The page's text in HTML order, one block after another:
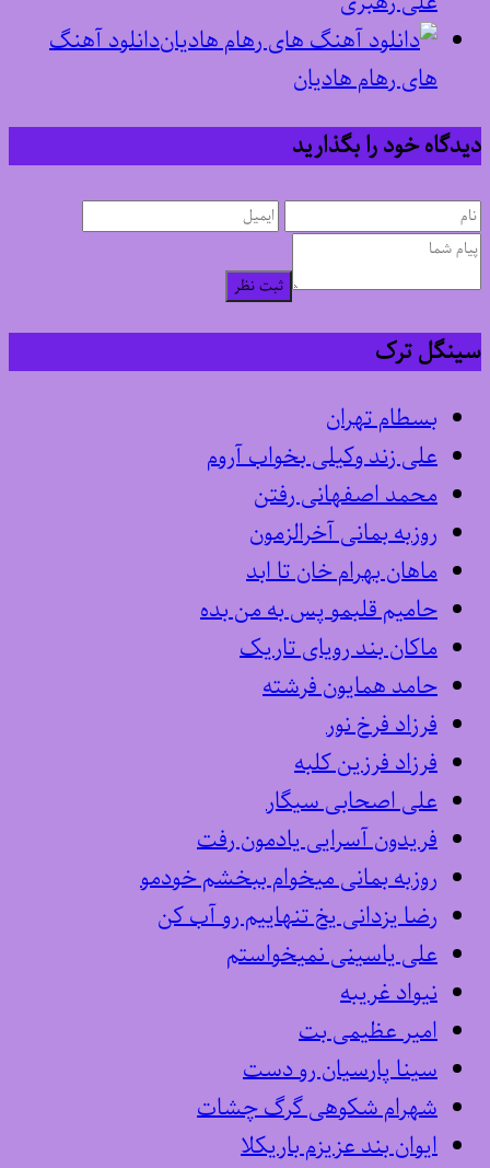
دانلود آهنگ
های رهام هادیان
دیدگاه خود را بگذارید
ثبت نظر
سینگل ترک
بسطام تهران
علی زند وکیلی بخواب آروم
محمد اصفهانی رفتن
روزبه بمانی آخرالزمون
ماهان بهرام خان تا ابد
حامیم قلبمو پس به من بده
ماکان بند رویای تاریک
حامد همایون فرشته
فرزاد فرخ نور
فرزاد فرزین کلبه
علی اصحابی سیگار
فریدون آسرایی یادمون رفت
روزبه بمانی میخوام ببخشم خودمو
رضا یزدانی یخ تنهاییم رو آب کن
علی یاسینی نمیخواستم
نیواد غریبه
امیر عظیمی بت
سینا پارسیان رو دست
شهرام شکوهی گرگ چشات
ایوان بند عزیزم باریکلا